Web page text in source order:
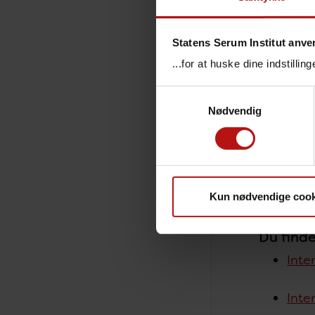
Statens Serum Institut
...for at huske dine
Nødvendig
Kun nødvendige
Du